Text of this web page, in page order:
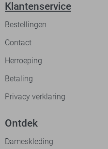
Klantenservice
Bestellingen
Contact
Herroeping
Betaling
Privacy verklaring
Ontdek
Dameskleding